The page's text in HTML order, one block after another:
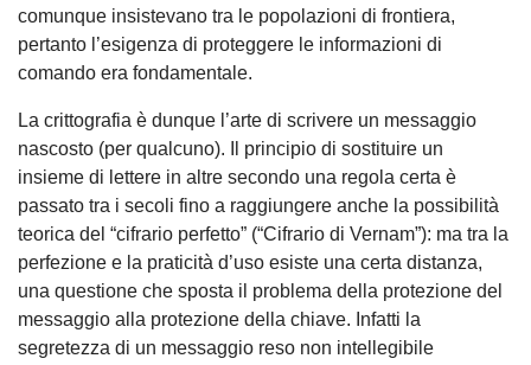
comunque insistevano tra le popolazioni di frontiera,
pertanto l’esigenza di proteggere le informazioni di
comando era fondamentale.
La crittografia è dunque l’arte di scrivere un messaggio
nascosto (per qualcuno). Il principio di sostituire un
insieme di lettere in altre secondo una regola certa è
passato tra i secoli fino a raggiungere anche la possibilità
teorica del “cifrario perfetto” (“Cifrario di Vernam”): ma tra la
perfezione e la praticità d’uso esiste una certa distanza,
una questione che sposta il problema della protezione del
messaggio alla protezione della chiave. Infatti la
segretezza di un messaggio reso non intellegibile